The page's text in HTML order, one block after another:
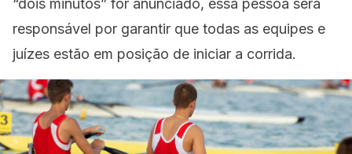
“dois minutos” for anunciado, essa pessoa será
responsável por garantir que todas as equipes e
juízes estão em posição de iniciar a corrida.